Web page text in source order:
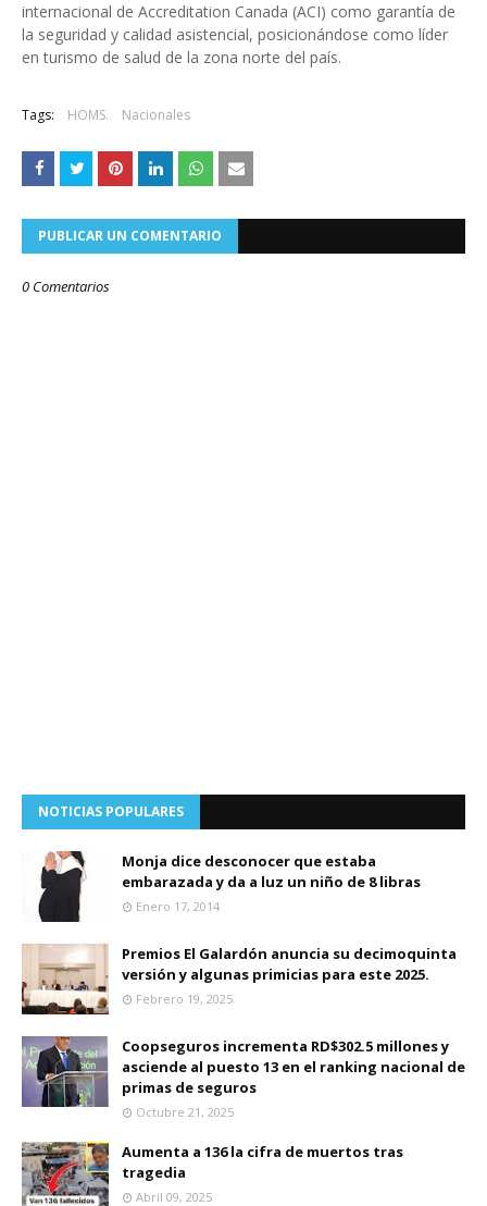
internacional de Accreditation Canada (ACI) como garantía de
la seguridad y calidad asistencial, posicionándose como líder
en turismo de salud de la zona norte del país.
Tags: HOMS. Nacionales
PUBLICAR UN COMENTARIO
0 Comentarios
NOTICIAS POPULARES
Monja dice desconocer que estaba
embarazada y da a luz un niño de 8 libras
Enero 17, 2014
Premios El Galardón anuncia su decimoquinta
versión y algunas primicias para este 2025.
Febrero 19, 2025
Coopseguros incrementa RD$302.5 millones y
asciende al puesto 13 en el ranking nacional de
primas de seguros
Octubre 21, 2025
Aumenta a 136 la cifra de muertos tras
tragedia
Abril 09, 2025